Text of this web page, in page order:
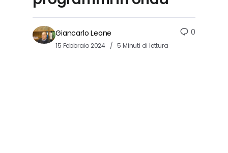
Giancarlo Leone
15 Febbraio 2024 5 Minuti di lettura
0